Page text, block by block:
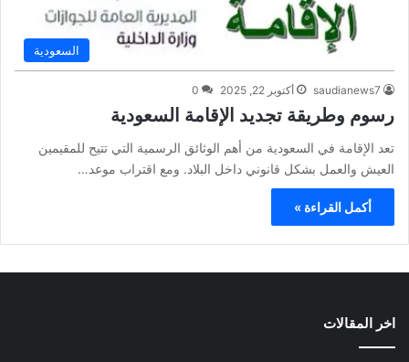
السعودية
saudianews7 أكتوبر 22, 2025 0
رسوم وطريقة تجديد الإقامة السعودية
تعد الإقامة في السعودية من أهم الوثائق الرسمية التي تتيح للمقيمين
العيش والعمل بشكل قانوني داخل البلاد. ومع اقتراب موعد…
أكمل القراءة »
اخر المقالات